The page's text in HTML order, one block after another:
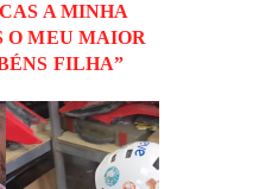
A MINHA
O MEU MAIOR
FILHA”